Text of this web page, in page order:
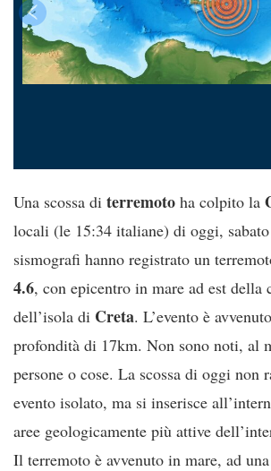
Una scossa di terremoto ha colpito la
locali (le 15:34 italiane) di oggi,
sismografi hanno registrato un
4.6, con epicentro in mare ad est della
dell’isola di Creta. L’evento è
profondità di 17km. Non sono noti, al
persone o cose. La scossa di oggi non
evento isolato, ma si inserisce
aree geologicamente più attive
Il terremoto è avvenuto in mare, ad